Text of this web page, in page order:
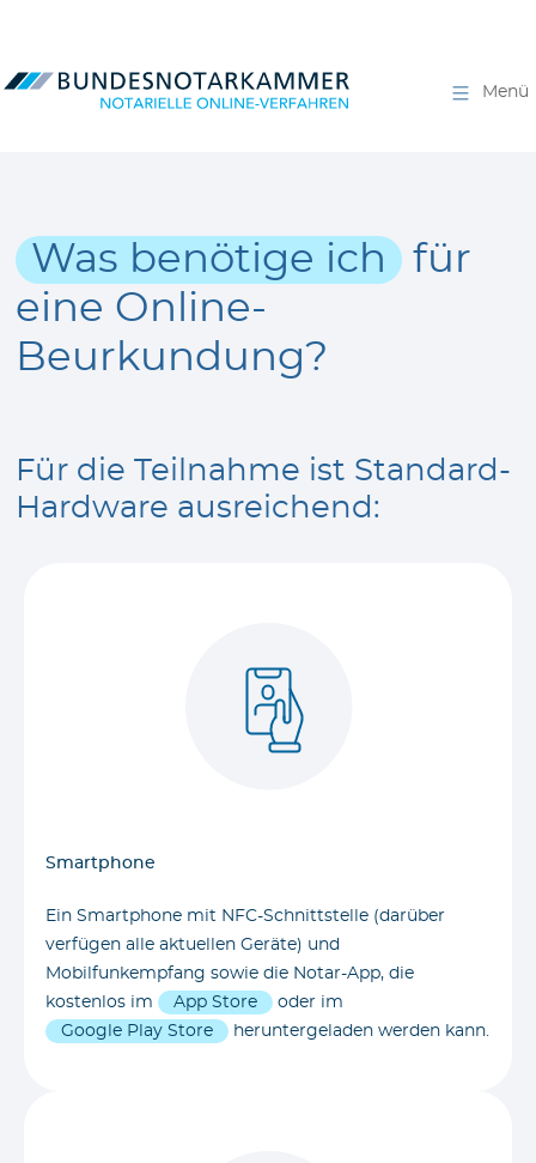
Menü
Was benötige ich für
eine Online-
Beurkundung?
Für die Teilnahme ist Standard-
Hardware ausreichend:
Smartphone
Ein Smartphone mit NFC-Schnittstelle (darüber
verfügen alle aktuellen Geräte) und
Mobilfunkempfang sowie die Notar-App, die
kostenlos im
App Store
oder im
Google Play Store
heruntergeladen werden kann.